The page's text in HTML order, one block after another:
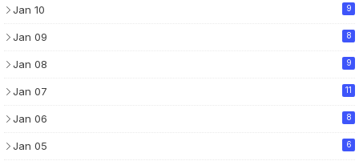
Jan 10 9
Jan 09 8
Jan 08 9
Jan 07 11
Jan 06 8
Jan 05 6